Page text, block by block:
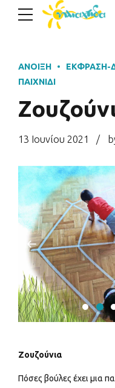
ΆΝΟΙΞΗ
ΈΚΦΡΑΣΗ-
ΠΑΙΧΝΊΔΙ
13 Ιουνίου 2021
Ζουζούνια
Πόσες βούλες έχει μια